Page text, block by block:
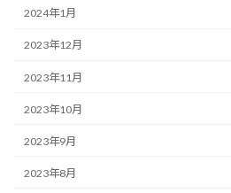
2024年1月
2023年12月
2023年11月
2023年10月
2023年9月
2023年8月